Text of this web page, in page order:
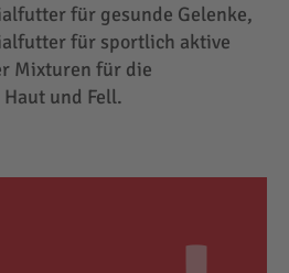
für gesunde Gelenke,
für sportlich aktive
Mixturen für die
und Fell.